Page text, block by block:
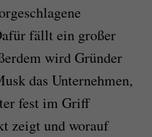
fällt ein großer
wird Gründer
das Unternehmen,
fest im Griff
zeigt und worauf